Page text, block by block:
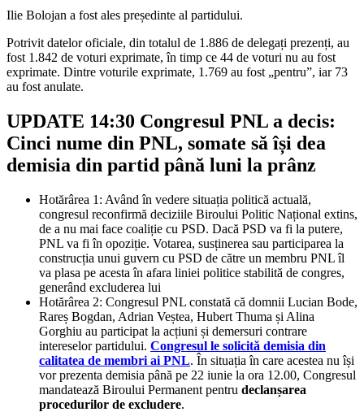
Ilie Bolojan a fost ales președinte al partidului.
Potrivit datelor oficiale, din totalul de 1.886 de delegați prezenți, au
fost 1.842 de voturi exprimate, în timp ce 44 de voturi nu au fost
exprimate. Dintre voturile exprimate, 1.769 au fost „pentru”, iar 73
au fost anulate.
UPDATE 14:30 Congresul PNL a decis:
Cinci nume din PNL, somate să își dea
demisia din partid până luni la prânz
Hotărârea 1: Având în vedere situația politică actuală,
congresul reconfirmă deciziile Biroului Politic Național extins,
de a nu mai face coaliție cu PSD. Dacă PSD va fi la putere,
PNL va fi în opoziție. Votarea, susținerea sau participarea la
construcția unui guvern cu PSD de către un membru PNL îl
va plasa pe acesta în afara liniei politice stabilită de congres,
generând excluderea lui
Hotărârea 2: Congresul PNL constată că domnii Lucian Bode,
Rareș Bogdan, Adrian Veștea, Hubert Thuma și Alina
Gorghiu au participat la acțiuni și demersuri contrare
intereselor partidului. Congresul le solicită demisia din
calitatea de membri ai PNL. În situația în care acestea nu își
vor prezenta demisia până pe 22 iunie la ora 12.00, Congresul
mandatează Biroului Permanent pentru declanșarea
procedurilor de excludere.